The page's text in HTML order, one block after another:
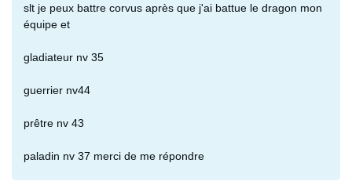
slt je peux battre corvus après que j'ai battue le dragon mon
équipe et
gladiateur nv 35
guerrier nv44
prêtre nv 43
paladin nv 37 merci de me répondre